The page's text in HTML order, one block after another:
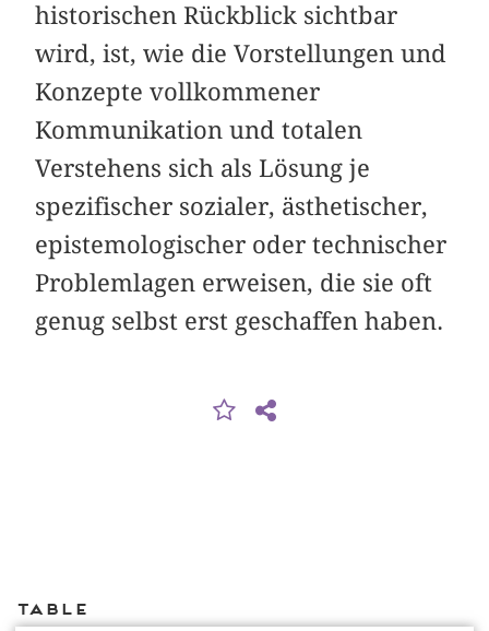
historischen Rückblick sichtbar
wird, ist, wie die Vorstellungen und
Konzepte vollkommener
Kommunikation und totalen
Verstehens sich als Lösung je
spezifischer sozialer, ästhetischer,
epistemologischer oder technischer
Problemlagen erweisen, die sie oft
genug selbst erst geschaffen haben.
Table